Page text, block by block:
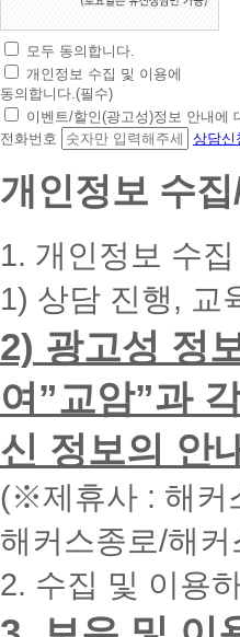
초
간
편
상
담
청
대
폰
입
력
시
면
빠
른
간
내
에
화
드
리
모두 동의합니다.
개인정보 수집 및 이용에
동의합니다.(필수)
이벤트/할인(광고성)정보 안내에
전화번호
상담신
개인정보 수
1. 개인정보 수
1) 상담 진행, 교
2) 광고성 정
여”교암”과
신 정보의 안
(※제휴사 : 해커
해커스종로/해
2. 수집 및 이용